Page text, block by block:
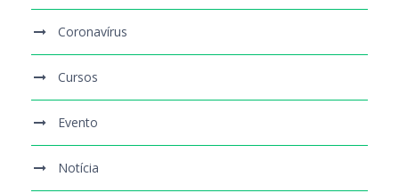
Coronavírus
Cursos
Evento
Notícia